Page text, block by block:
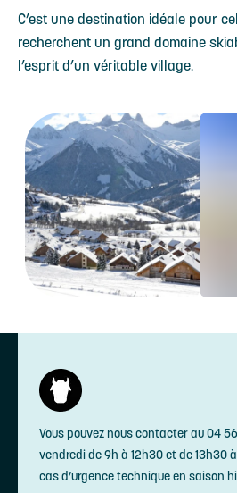
C’est une destination idéale pour
recherchent un grand domaine
l’esprit d’un véritable village.
Vous pouvez nous contacter au 04
vendredi de 9h à 12h30 et de 13h30
cas d’urgence technique en saison